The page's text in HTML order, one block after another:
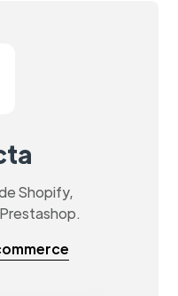
Shopify,